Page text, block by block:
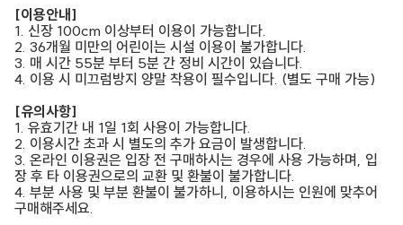
[이용안내]
1. 신장 100cm 이상부터 이용이 가능합니다.
2. 36개월 미만의 어린이는 시설 이용이 불가합니다.
3. 매 시간 55분 부터 5분 간 정비 시간이 있습니다.
4. 이용 시 미끄럼방지 양말 착용이 필수입니다. (별도 구매 가능)
[유의사항]
1. 유효기간 내 1일 1회 사용이 가능합니다.
2. 이용시간 초과 시 별도의 추가 요금이 발생합니다.
3. 온라인 이용권은 입장 전 구매하시는 경우에 사용 가능하며, 입
장 후 타 이용권으로의 교환 및 환불이 불가합니다.
4. 부분 사용 및 부분 환불이 불가하니, 이용하시는 인원에 맞추어
구매해주세요.